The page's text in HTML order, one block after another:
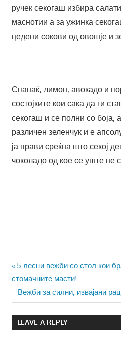
ручек секогаш избира
маснотии а за ужинка
цедени сокови од овошје и
Спанаќ, лимон, авокадо и
состојките кои сака да ги
секогаш и се полни со боја,
различен зеленчук и е
ја прави среќна што секој
чоколадо од кое се уште не
Навигација
на
напис
Previous
Post:
5 лесни вежби со стол кои
стомачните масти!
Next
Post:
Вежби за силни, извајани
LEAVE A REPLY